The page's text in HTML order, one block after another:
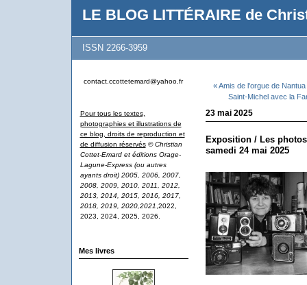
LE BLOG LITTÉRAIRE de
ISSN 2266-3959
contact.ccottetemard@yahoo.fr
Pour tous les textes,
photographies et illustrations de
ce blog, droits de reproduction et
de diffusion réservés © Christian
Cottet-Emard et éditions Orage-
Lagune-Express (ou autres
ayants droit) 2005, 2006, 2007,
2008, 2009, 2010, 2011, 2012,
2013, 2014, 2015, 2016, 2017,
2018, 2019, 2020,2021 ,2022,
2023, 2024, 2025, 2026.
Mes livres
« Amis de l'orgue de
Saint-Michel avec la
23 mai 2025
Exposition / Les
samedi 24 mai 2025